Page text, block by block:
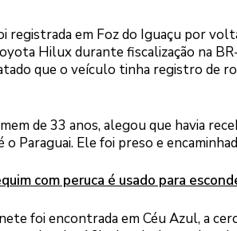
registrada em Foz do Iguaçu por
Hilux durante fiscalização na
que o veículo tinha registro de
de 33 anos, alegou que havia
Paraguai. Ele foi preso e
com peruca é usado para
foi encontrada em Céu Azul, a